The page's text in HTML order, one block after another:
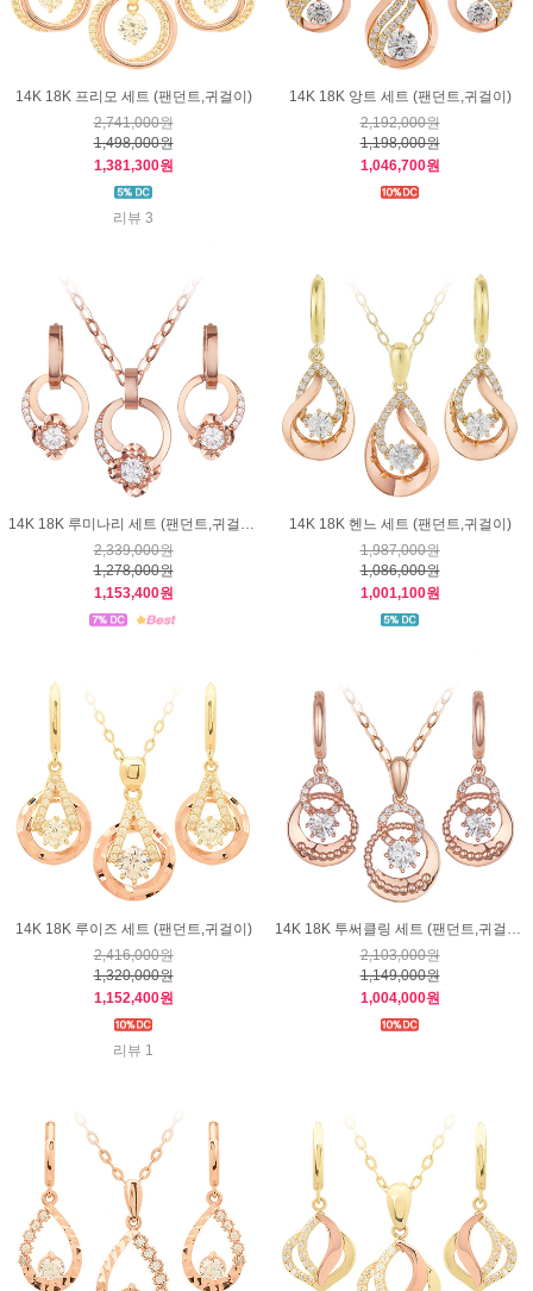
14K 18K 프리모 세트 (팬던트,귀걸이)
2,741,000원
1,498,000원
1,381,300원
리뷰 3
14K 18K 앙트 세트 (팬던트,귀걸이)
2,192,000원
1,198,000원
1,046,700원
14K 18K 루미나리 세트 (팬던트,귀걸이)
2,339,000원
1,278,000원
1,153,400원
14K 18K 헨느 세트 (팬던트,귀걸이)
1,987,000원
1,086,000원
1,001,100원
14K 18K 루이즈 세트 (팬던트,귀걸이)
2,416,000원
1,320,000원
1,152,400원
리뷰 1
14K 18K 투써클링 세트 (팬던트,귀걸이)
2,103,000원
1,149,000원
1,004,000원